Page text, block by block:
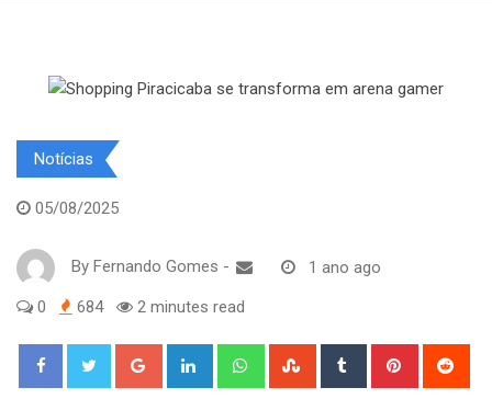
Notícias
05/08/2025
By Fernando Gomes - 1 ano ago
0 684 2 minutes read
Google+ LinkedIn WhatsappStumbleUpon
Tumblr Pinterest